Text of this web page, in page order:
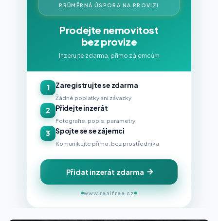
PRŮMĚRNÁ ÚSPORA NA PROVIZI
Prodejte nemovitost
bez provize
Inzerujte zdarma, přímo zájemcům
1 Zaregistrujte se zdarma
Žádné poplatky ani závazky
2 Přidejte inzerát
Fotografie, popis, parametry
3 Spojte se se zájemci
Komunikujte přímo, bez prostředníka
Přidat inzerát zdarma
www.realfree.cz